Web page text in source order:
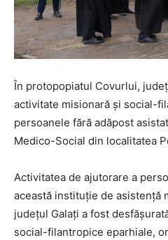
În protopopiatul Covurlui,
activitate misionară şi social-
persoanele fără adăpost
Medico-Social din localitatea
Activitatea de ajutorare a
această instituţie de asistenţă
judeţul Galaţi a fost
social-filantropice eparhiale,